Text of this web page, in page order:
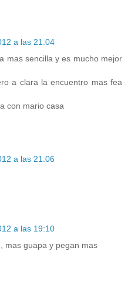
a las 21:04
mas sencilla y es mucho mejor
a clara la encuentro mas fea
con mario casa
a las 21:06
a las 19:10
mas guapa y pegan mas